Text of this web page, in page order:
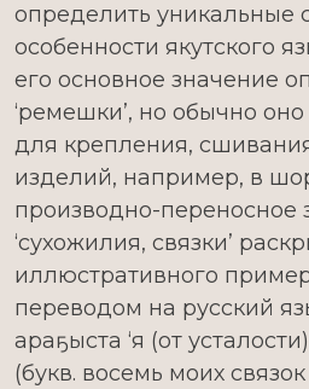
определить уникальные
особенности якутского
его основное значение
‘ремешки’, но обычно оно
для крепления,
изделий, например, в
производно-переносное
‘сухожилия, связки’
иллюстративного
переводом на русский
араҕыста ‘я (от
(букв. восемь моих